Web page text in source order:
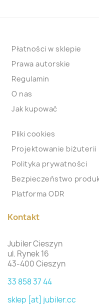
Płatności w sklepie
Prawa autorskie
Regulamin
O nas
Jak kupować
Pliki cookies
Projektowanie biżuterii
Polityka prywatności
Bezpieczeństwo
Platforma ODR
Kontakt
Jubiler Cieszyn
ul. Rynek 16
43-400 Cieszyn
33 858 37 44
sklep [at] jubiler.cc